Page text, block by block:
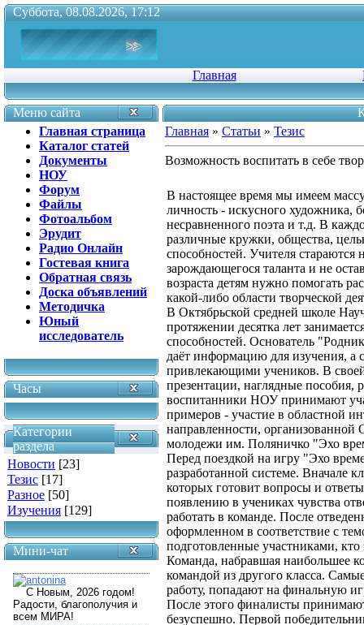
Суббота, 08.08.2026, 17:12
Главная
Меню сайта
Главная страница
Каталог статей
Документы
НОУ
Форум
Файлы
Фотоальбом
Эрудит
Радио Онлайн
Гостевая книга
Обратная связь
Доска объявлений
Методичка
Юный
исследователь
Часы
Категории
раздела
Новости [23]
Тезис [17]
Разное [50]
Изучения [129]
Мини-чат
Главная » Статьи » Тезис
Возможность воспитать в себе
В настоящее время мы имеем
личность - искусного художника,
несравненного поэта и т.д. В
различные кружки, общества,
способностей. Учителя стараются
зарождающегося таланта и не
возраста детям нужно помогать
какой-либо области творческой
В Октябрьской средней школе
протяжении десятка лет
способностей. Основатель
даёт информацию для изучения, а
привлекающими учеников. В
презентации, наглядные
воспитанники НОУ принимают
примеров - участие в областной
направленности,
молодежи им. Поляничко "Эхо
Перед поездкой на игру "Эхо
разработанной системе. Вначале
которых готовит вопросы и
появлению в учениках чувства
работать в команде. После
оформленном в соответствие с
подготовленные участниками, кто
Команда, набравшая наибольшее
командой из другого класса.
работу, попадают на финальную
После этого финалисты
безуспешно. Первой